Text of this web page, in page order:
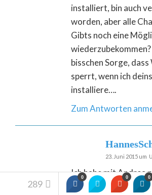
installiert, bin auch
worden, aber alle
Gibts noch eine
wiederzubekommen?
bisschen Sorge,
sperrt, wenn ich
installiere….
Zum Antworten
23. Juni 2015 um
Ich habe mit Andrea
Anliegen geklärt und
0 0 0
289